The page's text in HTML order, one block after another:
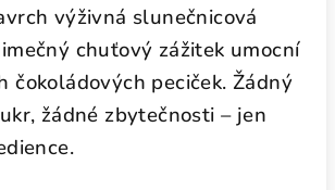
výživná slunečnicová
chuťový zážitek umocní
čokoládových peciček. Žádný
žádné zbytečnosti – jen